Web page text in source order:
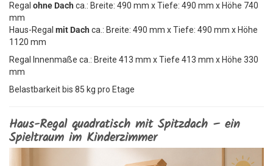
Regal ohne Dach ca.: Breite: 490 mm x Tiefe: 490 mm x Höhe 740
mm
Haus-Regal mit Dach ca.: Breite: 490 mm x Tiefe: 490 mm x Höhe
1120 mm
Regal Innenmaße ca.: Breite 413 mm x Tiefe 413 mm x Höhe 330
mm
Belastbarkeit bis 85 kg pro Etage
Haus-Regal quadratisch mit Spitzdach – ein
Spieltraum im Kinderzimmer